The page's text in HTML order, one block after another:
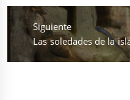
Siguiente
Entrada
siguiente:
Las soledades de la